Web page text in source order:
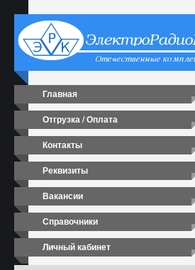
Главная
Отгрузка / Оплата
Контакты
Реквизиты
Вакансии
Справочники
Личный кабинет